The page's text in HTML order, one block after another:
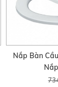
Nắp Bàn